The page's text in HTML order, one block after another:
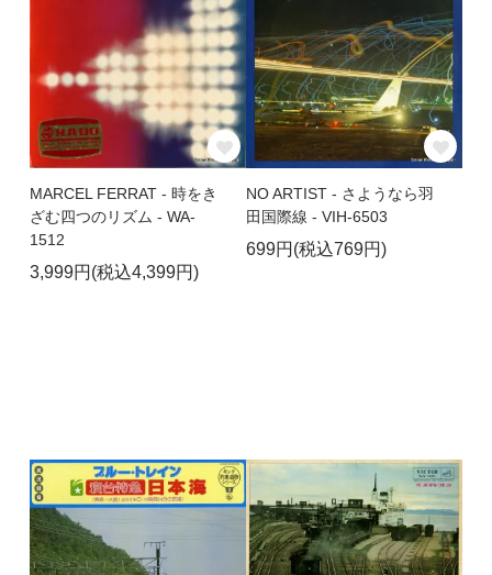
MARCEL FERRAT - 時をき
ざむ四つのリズム - WA-
1512
3,999円(税込4,399円)
NO ARTIST - さようなら羽
田国際線 - VIH-6503
699円(税込769円)